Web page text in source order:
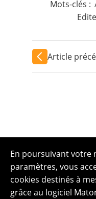
Mots-clés :
Article
En poursuivant votre
paramètres, vous
cookies destinés à
grâce au logiciel